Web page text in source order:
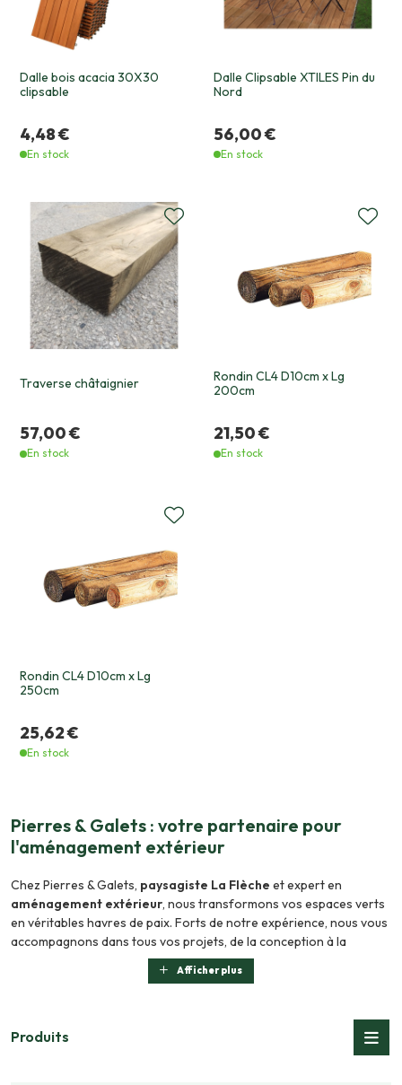
Dalle bois acacia 30X30
clipsable
4,48 €
En stock
Dalle Clipsable XTILES Pin du
Nord
56,00 €
En stock
Traverse châtaignier
57,00 €
En stock
Rondin CL4 D10cm x Lg
200cm
21,50 €
En stock
Rondin CL4 D10cm x Lg
250cm
25,62 €
En stock
Pierres & Galets : votre partenaire pour
l'aménagement extérieur
Chez Pierres & Galets, paysagiste La Flèche et expert en
aménagement extérieur, nous transformons vos espaces verts
en véritables havres de paix. Forts de notre expérience, nous vous
accompagnons dans tous vos projets, de la conception à la
réalisation. Que ce soit pour ladécoration jardin
aménagement d’espaces verts
vos envies. Découvrez nos réalisations paysagères et contactez-
nous pour un devis personnalisé. Nous sommes également
abris de
Afficher plus
Produits